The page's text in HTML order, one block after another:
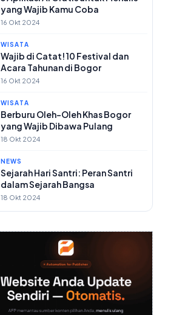
yang Wajib Kamu Coba
16 Okt 2024
WISATA
Wajib di Catat! 10 Festival dan
Acara Tahunan di Bogor
16 Okt 2024
WISATA
Berburu Oleh-Oleh Khas Bogor
yang Wajib Dibawa Pulang
18 Okt 2024
NEWS
Sejarah Hari Santri: Peran Santri
dalam Sejarah Bangsa
18 Okt 2024